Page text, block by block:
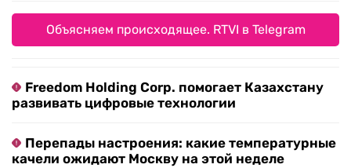
Объясняем происходящее. RTVI в Telegram
Freedom Holding Corp. помогает Казахстану
развивать цифровые технологии
Перепады настроения: какие температурные
качели ожидают Москву на этой неделе